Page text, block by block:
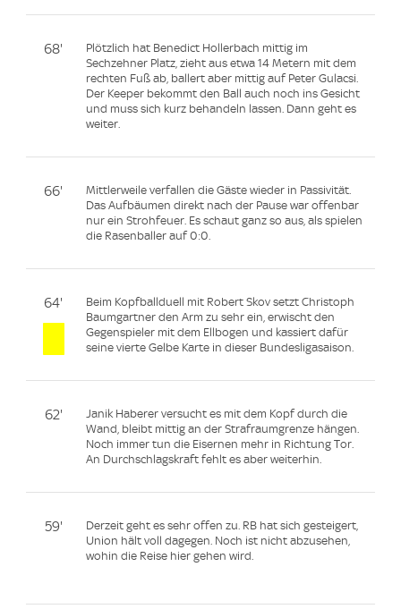
68'
Plötzlich hat Benedict Hollerbach mittig im
Sechzehner Platz, zieht aus etwa 14 Metern mit dem
rechten Fuß ab, ballert aber mittig auf Peter Gulacsi.
Der Keeper bekommt den Ball auch noch ins Gesicht
und muss sich kurz behandeln lassen. Dann geht es
weiter.
66'
Mittlerweile verfallen die Gäste wieder in Passivität.
Das Aufbäumen direkt nach der Pause war offenbar
nur ein Strohfeuer. Es schaut ganz so aus, als spielen
die Rasenballer auf 0:0.
64'
Beim Kopfballduell mit Robert Skov setzt Christoph
Baumgartner den Arm zu sehr ein, erwischt den
Gegenspieler mit dem Ellbogen und kassiert dafür
seine vierte Gelbe Karte in dieser Bundesligasaison.
62'
Janik Haberer versucht es mit dem Kopf durch die
Wand, bleibt mittig an der Strafraumgrenze hängen.
Noch immer tun die Eisernen mehr in Richtung Tor.
An Durchschlagskraft fehlt es aber weiterhin.
59'
Derzeit geht es sehr offen zu. RB hat sich gesteigert,
Union hält voll dagegen. Noch ist nicht abzusehen,
wohin die Reise hier gehen wird.